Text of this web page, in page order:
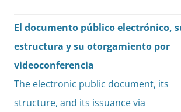
El documento público electrónico,
estructura y su otorgamiento por
videoconferencia
The electronic public document, its
structure, and its issuance via